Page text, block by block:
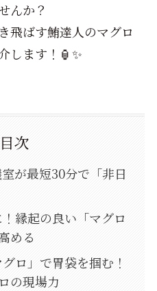
んか？
飛ばす鮪達人のマグロ
します！🏮✨
目次
が最短30分で「非日
縁起の良い「マグロ
める
ロ」で胃袋を掴む！
の現場力